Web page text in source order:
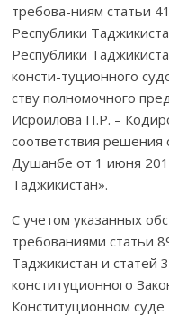
требова-ниям статьи
Республи­ки
Респуб­лики
консти-ту­ционного
ству полно­моч­ного
Исроилова П.Р. –
соответствия
Душанбе от 1 июня
Таджикистан».
С учетом указанных
требованиями статьи
Таджикистан и статей
конституционного
Конститу­ционном